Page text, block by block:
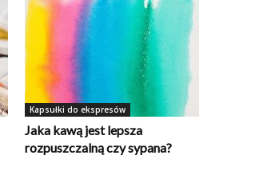
Kapsułki do ekspresów
Jaka kawą jest lepsza
rozpuszczalną czy sypana?